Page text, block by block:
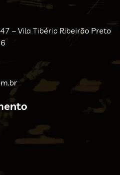
– Vila Tibério Ribeirão Preto